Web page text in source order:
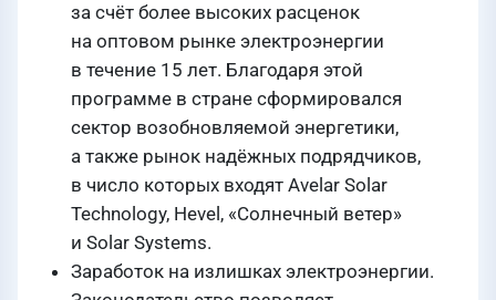
за счёт более высоких расценок
на оптовом рынке электроэнергии
в течение 15 лет. Благодаря этой
программе в стране сформировался
сектор возобновляемой энергетики,
а также рынок надёжных подрядчиков,
в число которых входят Avelar Solar
Technology, Hevel, «Солнечный ветер»
и Solar Systems.
Заработок на излишках электроэнергии.